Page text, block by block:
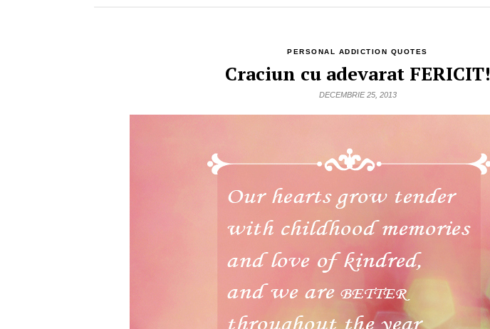
PERSONAL ADDICTION QUOTES
Craciun cu adevarat FERICIT!
DECEMBRIE 25, 2013